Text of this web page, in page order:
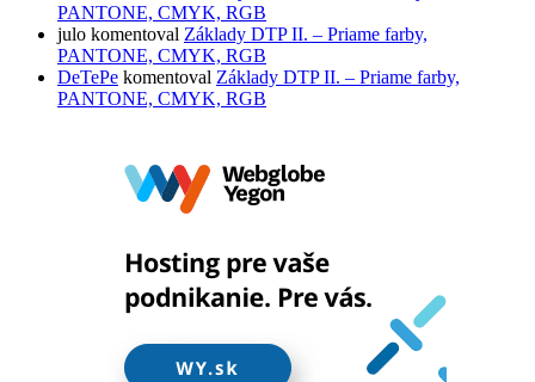
PANTONE, CMYK, RGB
julo komentoval Základy DTP II. – Priame farby,
PANTONE, CMYK, RGB
DeTePe komentoval Základy DTP II. – Priame farby,
PANTONE, CMYK, RGB